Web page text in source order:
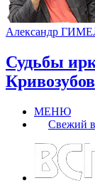
Александр
Судьбы
Кривозубов
МЕНЮ
Свежий